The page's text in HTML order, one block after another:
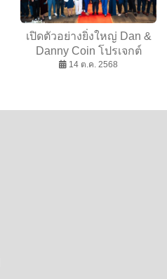
เปิดตัวอย่างยิ่งใหญ่ Dan &
Danny Coin โปรเจกต์
อนาคต พาชุมชนสู่โลกการ
14 ต.ค. 2568